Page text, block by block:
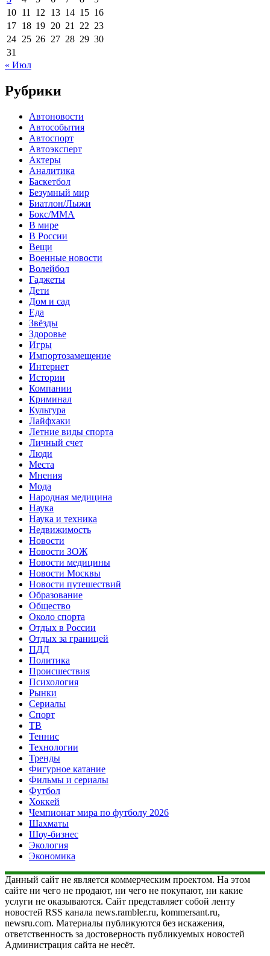
10 11 12 13 14 15 16
17 18 19 20 21 22 23
24 25 26 27 28 29 30
31
« Июл
Рубрики
Автоновости
Автособытия
Автоспорт
Автоэксперт
Актеры
Аналитика
Баскетбол
Безумный мир
Биатлон/Лыжи
Бокс/MMA
В мире
В России
Вещи
Военные новости
Волейбол
Гаджеты
Дети
Дом и сад
Еда
Звёзды
Здоровье
Игры
Импортозамещение
Интернет
Истории
Компании
Криминал
Культура
Лайфхаки
Летние виды спорта
Личный счет
Люди
Места
Мнения
Мода
Народная медицина
Наука
Наука и техника
Недвижимость
Новости
Новости ЗОЖ
Новости медицины
Новости Москвы
Новости путешествий
Образование
Общество
Около спорта
Отдых в России
Отдых за границей
ПДД
Политика
Происшествия
Психология
Рынки
Сериалы
Спорт
ТВ
Теннис
Технологии
Тренды
Фигурное катание
Фильмы и сериалы
Футбол
Хоккей
Чемпионат мира по футболу 2026
Шахматы
Шоу-бизнес
Экология
Экономика
Данный сайт не является коммерческим проектом. На этом
сайте ни чего не продают, ни чего не покупают, ни какие
услуги не оказываются. Сайт представляет собой ленту
новостей RSS канала news.rambler.ru, kommersant.ru,
newsru.com. Материалы публикуются без искажения,
ответственность за достоверность публикуемых новостей
Администрация сайта не несёт.